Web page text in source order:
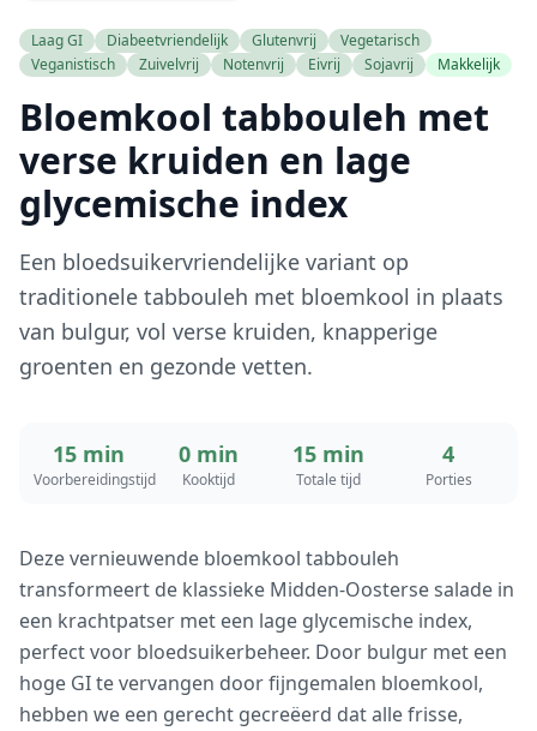
Laag GI Diabeetvriendelijk Glutenvrij
Vegetarisch
Veganistisch
Zuivelvrij Notenvrij Eivrij Sojavrij Makkelijk
Bloemkool tabbouleh met
verse kruiden en lage
glycemische index
Een bloedsuikervriendelijke variant op
traditionele tabbouleh met bloemkool in plaats
van bulgur, vol verse kruiden, knapperige
groenten en gezonde vetten.
15 min
Voorbereidingstijd
0 min
Kooktijd
15 min
Totale tijd
4
Porties
Deze vernieuwende bloemkool tabbouleh
transformeert de klassieke Midden-Oosterse salade in
een krachtpatser met een lage glycemische index,
perfect voor bloedsuikerbeheer. Door bulgur met een
hoge GI te vervangen door fijngemalen bloemkool,
hebben we een gerecht gecreëerd dat alle frisse,